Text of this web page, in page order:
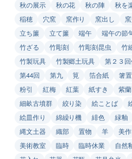
秋の展示
秋の花 秋の陣 秋を
稲穂
穴窯 窯作り 窯出し
立ち簾
立て簾 端午 端午の節
竹ざる
竹彫刻 竹彫刻昆虫 竹
竹製玩具
竹製郷土玩具
第２３
第44回
第九 筧 箔合紙 箸
粉引
紅梅 紅葉 紙すき 紫蘭
細畝古墳群
絞り染 絵ことば
絵皿作り
綿繰り機 緋色 緑釉
縄文土器
織部 置物 羊 美作
美術教室
臨時 臨時休業 自然